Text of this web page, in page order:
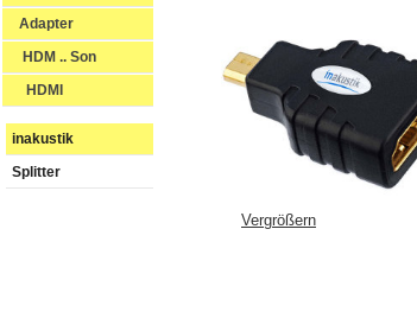
Adapter
HDM .. Son
HDMI
inakustik
Splitter
Vergrößern